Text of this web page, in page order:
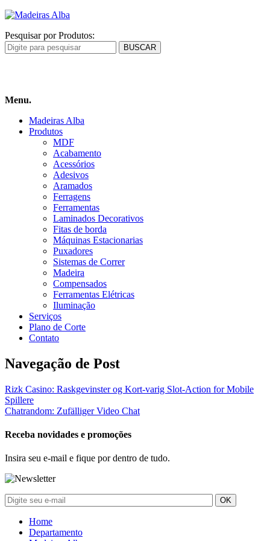
Pesquisar por Produtos:
Menu.
Madeiras Alba
Produtos
MDF
Acabamento
Acessórios
Adesivos
Aramados
Ferragens
Ferramentas
Laminados Decorativos
Fitas de borda
Máquinas Estacionarias
Puxadores
Sistemas de Correr
Madeira
Compensados
Ferramentas Elétricas
Iluminação
Serviços
Plano de Corte
Contato
Navegação de Post
Rizk Casino: Raskgevinster og Kort‑varig Slot‑Action for Mobile
Spillere
Chatrandom: Zufälliger Video Chat
Receba novidades e promoções
Insira seu e-mail e fique por dentro de tudo.
Home
Departamento